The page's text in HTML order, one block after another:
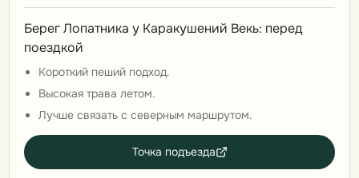
Берег Лопатника у Каракушений Векь: перед
поездкой
Короткий пеший подход.
Высокая трава летом.
Лучше связать с северным маршрутом.
Точка подъезда